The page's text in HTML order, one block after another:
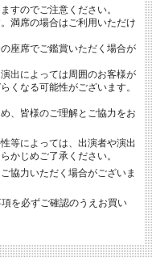
すのでご注意ください。
満席の場合はご利用いただけ
座席でご鑑賞いただく場合が
出によっては周囲のお客様が
くなる可能性がございます。
、皆様のご理解とご協力をお
等によっては、出演者や演出
かじめご了承ください。
協力いただく場合がございま
を必ずご確認のうえお買い